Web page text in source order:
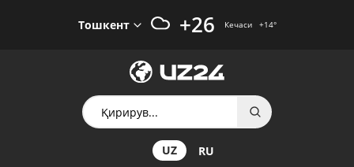
Тошкент +26 Кечаси +14°
UZ RU